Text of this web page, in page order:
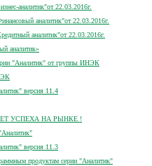
аналитик"от 22.03.2016г.
аналитик"от 22.03.2016г.
аналитик"от 22.03.2016г.
аналитик»
"Аналитик" от группы ИНЭК
версия 11.4
ЛЕТ УСПЕХА НА РЫНКЕ !
версия 11.3
продуктам серии "Аналитик"